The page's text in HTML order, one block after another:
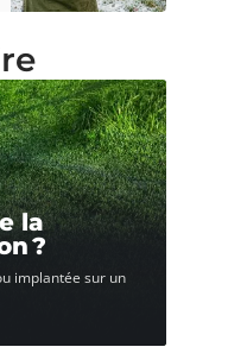
la
?
implantée sur un